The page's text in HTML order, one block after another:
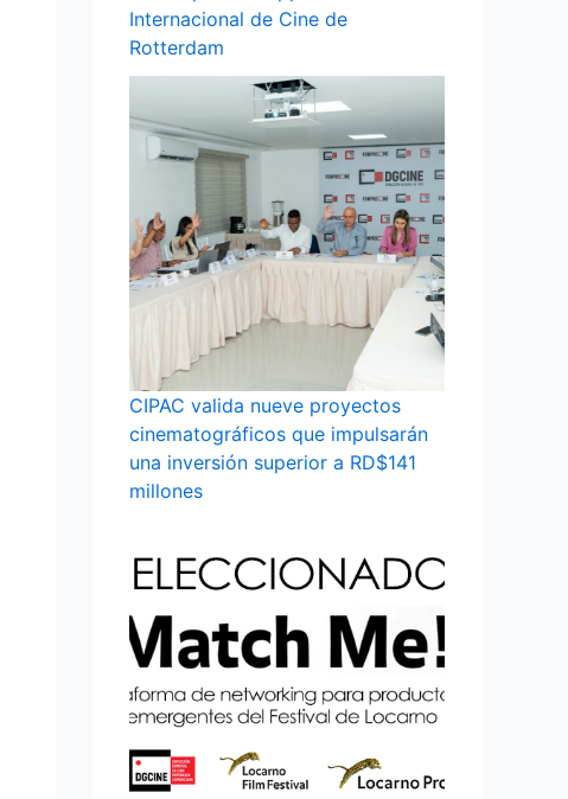
Internacional de Cine de
Rotterdam
CIPAC valida nueve proyectos
cinematográficos que impulsarán
una inversión superior a RD$141
millones